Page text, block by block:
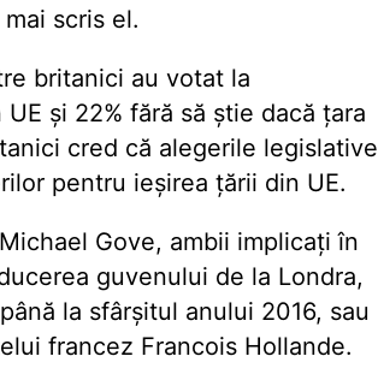
scris el.
britanici au votat la
și 22% fără să știe dacă țara
cred că alegerile legislative
pentru ieșirea țării din UE.
Gove, ambii implicați în
guvenului de la Londra,
la sfârșitul anului 2016, sau
francez Francois Hollande.